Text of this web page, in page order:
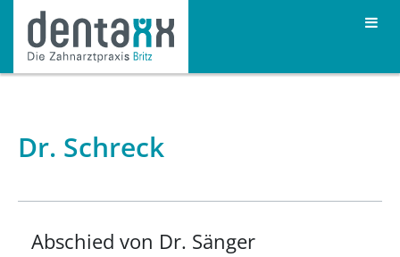
Dr. Schreck
Abschied von Dr. Sänger